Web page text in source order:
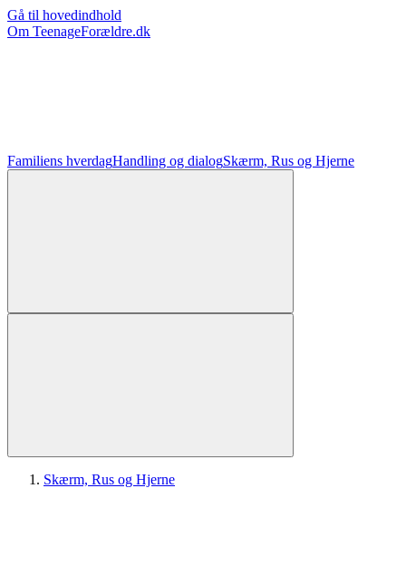
Gå til hovedindhold
Om TeenageForældre.dk
Familiens hverdagHandling og dialogSkærm, Rus og Hjerne
Skærm, Rus og Hjerne